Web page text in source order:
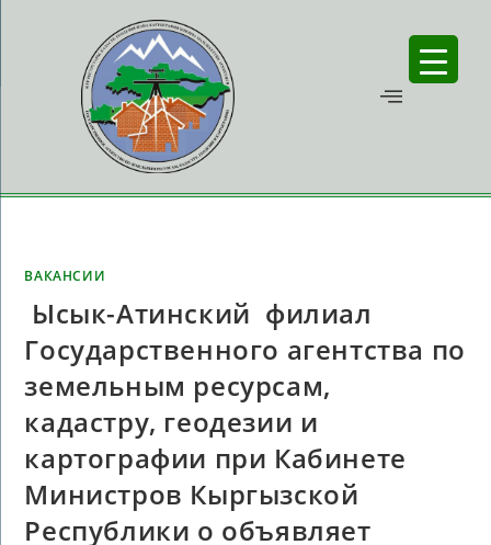
ВАКАНСИИ
Ысык-Атинский филиал
Государственного агентства по
земельным ресурсам,
кадастру, геодезии и
картографии при Кабинете
Министров Кыргызской
Республики о объявляет